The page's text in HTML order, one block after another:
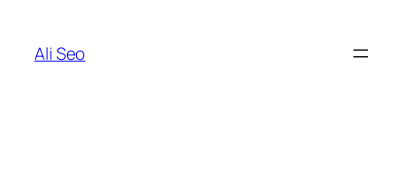
content
Ali Seo